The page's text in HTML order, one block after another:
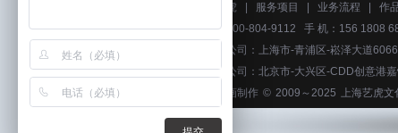
关于艺虎 服务项目 业务流程 作
电话：400-804-9112 手 机：156 1808
上海分公司：上海市-青浦区-崧泽大道
北京分公司：北京市-大兴区-CDD创意港
上海动画制作 © 2009～2025 上海艺虎文